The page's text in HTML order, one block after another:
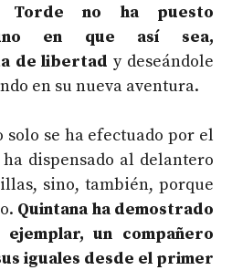
Torde no ha puesto
en que así sea,
de libertad y deseándole
en su nueva aventura.
se ha efectuado por el
dispensado al delantero
sino, también, porque
Quintana ha demostrado
un compañero
iguales desde el primer